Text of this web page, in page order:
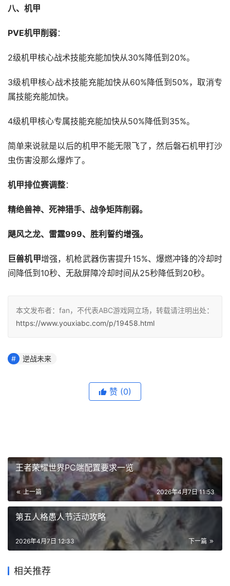
八、机甲
PVE机甲削弱：
2级机甲核心战术技能充能加快从30%降低到20%。
3级机甲核心战术技能充能加快从60%降低到50%，取消专
属技能充能加快。
4级机甲核心专属技能充能加快从50%降低到35%。
简单来说就是以后的机甲不能无限飞了，然后磐石机甲打沙
虫伤害没那么爆炸了。
机甲排位赛调整：
精绝兽神、死神猎手、战争矩阵削弱。
飓风之龙、雷霆999、胜利誓约增强。
巨兽机甲增强，机枪武器伤害提升15%、爆燃冲锋的冷却时
间降低到10秒、无敌屏障冷却时间从25秒降低到20秒。
本文发布者：fan，不代表ABC游戏网立场，转载请注明出处：
https://www.youxiabc.com/p/19458.html
逆战未来
赞 (0)
王者荣耀世界PC端配置要求一览
上一篇 2026年4月7日 11:53
第五人格愚人节活动攻略
下一篇
2026年4月7日 12:33
相关推荐